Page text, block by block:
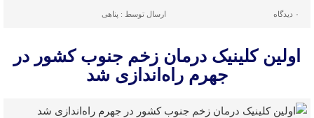
۰ دیدگاه ارسال توسط : پناهی
اولین کلینیک درمان زخم جنوب کشور در
جهرم راه‌اندازی شد